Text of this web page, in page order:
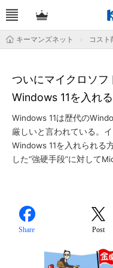
キーマンズネット コスト
ついにマイクロソ
Windows 11を入れ
Windows 11は歴代の
厳しいと言われている。
Windows 11を入れられる
した“強硬手段”に対して
Share Post